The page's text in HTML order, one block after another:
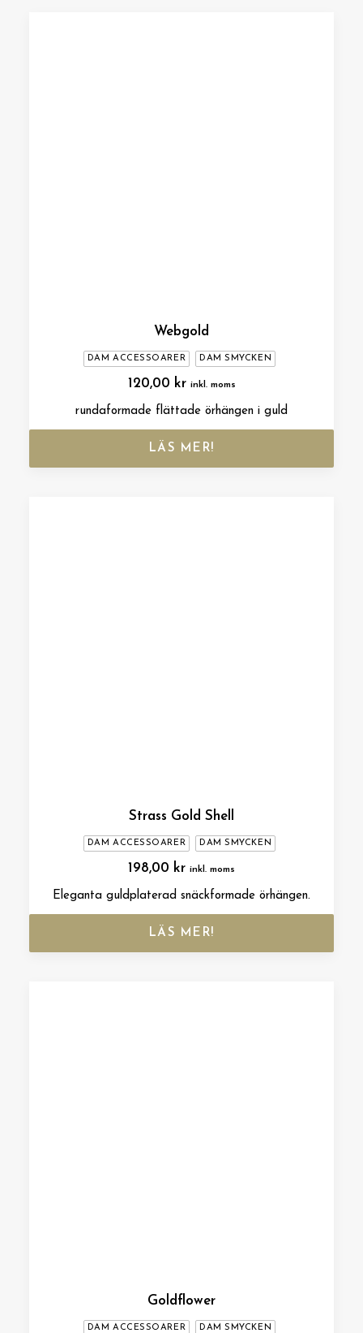
Webgold
DAM ACCESSOARER DAM SMYCKEN
120,00 kr inkl. moms
rundaformade flättade örhängen i guld
LÄS MER!
Strass Gold Shell
DAM ACCESSOARER DAM SMYCKEN
198,00 kr inkl. moms
Eleganta guldplaterad snäckformade örhängen.
LÄS MER!
Goldflower
DAM ACCESSOARER DAM SMYCKEN